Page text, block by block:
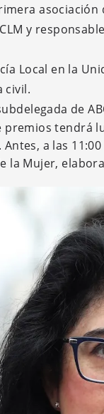
y
Local en la
civil.
de
tendrá
a las
la Mujer,